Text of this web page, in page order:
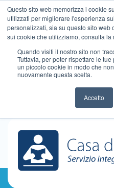
Questo sito web memorizza i cookie
utilizzati per migliorare l'esperienza
personalizzati, sia su questo sito web
sui cookie che utilizziamo, consulta la
Quando visiti il ​​nostro sito non
Tuttavia, per poter rispettare le
un piccolo cookie in modo che
nuovamente questa scelta.
Accetto